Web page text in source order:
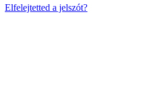
Elfelejtetted a jelszót?